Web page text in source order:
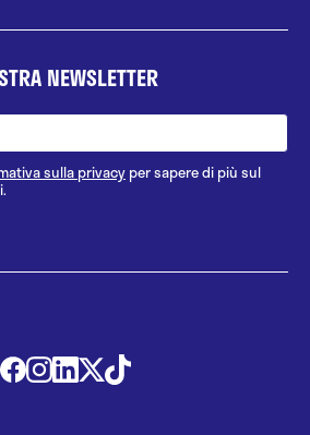
NEWSLETTER
sulla privacyper sapere di più sul